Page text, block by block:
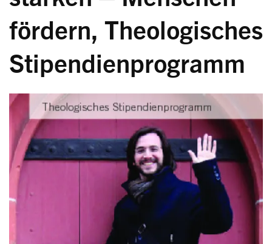
fördern, Theologisches
Stipendienprogramm